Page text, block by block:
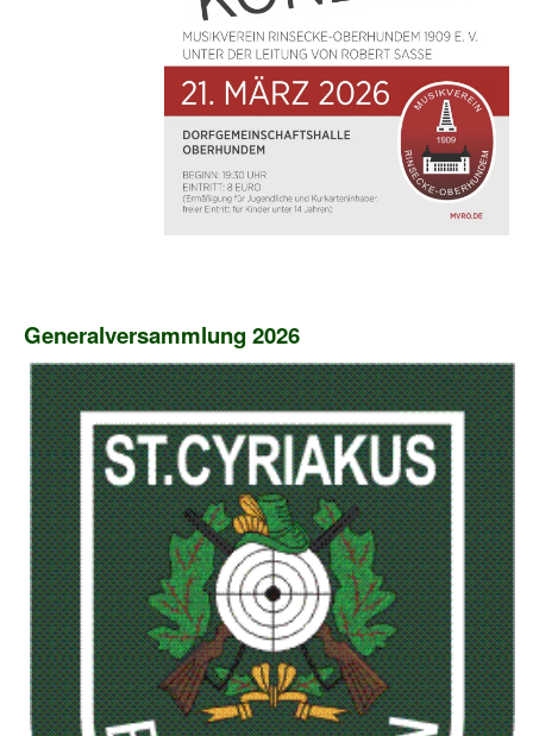
Generalversammlung 2026